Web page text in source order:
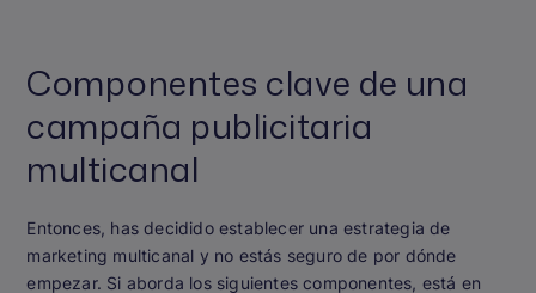
Componentes clave de una
campaña publicitaria
multicanal
Entonces, has decidido establecer una estrategia de
marketing multicanal y no estás seguro de por dónde
empezar. Si aborda los siguientes componentes, está en